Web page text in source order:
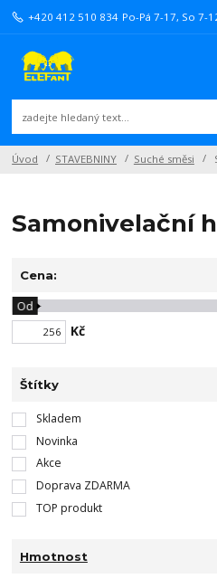
+420 412 510 834 Po-Pá 7-17, So 7-
Úvod STAVEBNINY Suché směsi
Samonivelační
Cena:
Kč
Od
Štítky
Skladem
Novinka
Akce
Doprava ZDARMA
TOP produkt
Hmotnost